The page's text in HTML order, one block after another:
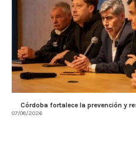
Córdoba fortalece la prevención y
07/08/2026